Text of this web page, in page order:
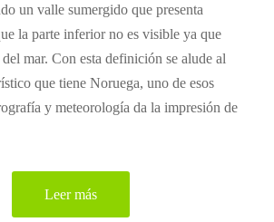
un valle sumergido que presenta
la parte inferior no es visible ya que
mar. Con esta definición se alude al
que tiene Noruega, uno de esos
y meteorología da la impresión de
Leer más